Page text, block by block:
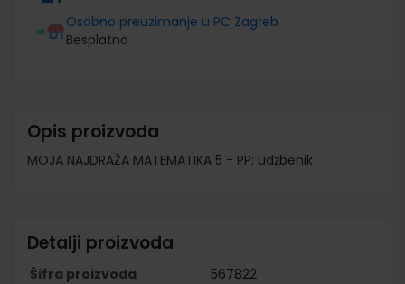
Osobno preuzimanje u PC Zagreb
Besplatno
Opis proizvoda
MOJA NAJDRAŽA MATEMATIKA 5 - PP; udžbenik
Detalji proizvoda
Šifra proizvoda
567822